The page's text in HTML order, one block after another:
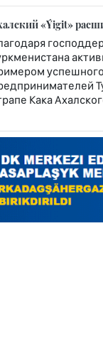
«Ýigit»
Кака